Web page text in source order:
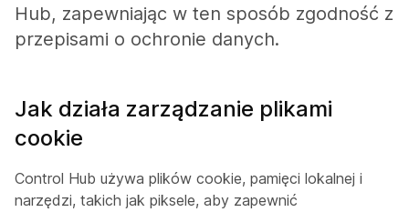
Hub, zapewniając w ten sposób zgodność z
przepisami o ochronie danych.
Jak działa zarządzanie plikami
cookie
Control Hub używa plików cookie, pamięci lokalnej i
narzędzi, takich jak piksele, aby zapewnić